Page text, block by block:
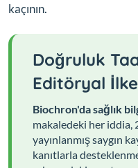
kaçının.
Doğruluk
Editöryal
Biochron'da sağlık
makaledeki her iddia,
yayınlanmış saygın
kanıtlarla